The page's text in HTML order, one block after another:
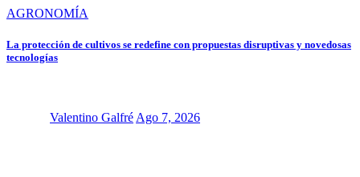
AGRONOMÍA
La protección de cultivos se redefine con propuestas disruptivas y novedosas
tecnologías
Valentino Galfré Ago 7, 2026